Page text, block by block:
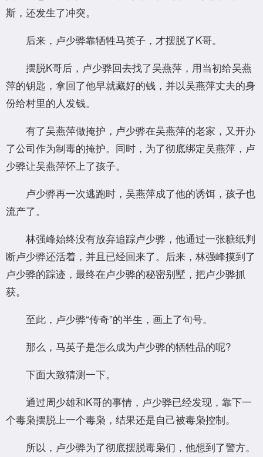
斯，还发生了冲突。
后来，卢少骅靠牺牲马英子，才摆脱了K哥。
摆脱K哥后，卢少骅回去找了吴燕萍，用当初给吴燕
萍的钥匙，拿回了他早就藏好的钱，并以吴燕萍丈夫的身
份给村里的人发钱。
有了吴燕萍做掩护，卢少骅在吴燕萍的老家，又开办
了公司作为制毒的掩护。同时，为了彻底绑定吴燕萍，卢
少骅让吴燕萍怀上了孩子。
卢少骅再一次逃跑时，吴燕萍成了他的诱饵，孩子也
流产了。
林强峰始终没有放弃追踪卢少骅，他通过一张糖纸判
断卢少骅还活着，并且已经回来了。后来，林强峰摸到了
卢少骅的踪迹，最终在卢少骅的秘密别墅，把卢少骅抓
获。
至此，卢少骅“传奇”的半生，画上了句号。
那么，马英子是怎么成为卢少骅的牺牲品的呢?
下面大致猜测一下。
通过周少雄和K哥的事情，卢少骅已经发现，靠下一
个毒枭摆脱上一个毒枭，结果还是自己被毒枭控制。
所以，卢少骅为了彻底摆脱毒枭们，他想到了警方。